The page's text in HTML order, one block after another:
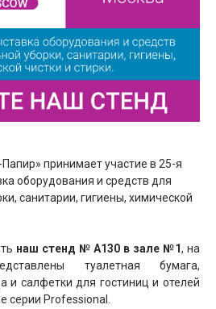
принимает участие в 25-я
оборудования и средств для
санитарии, гигиены, химической
наш стенд № А130 в зале №1, на
туалетная бумага,
и салфетки для гостиниц и отелей
серии Professional.